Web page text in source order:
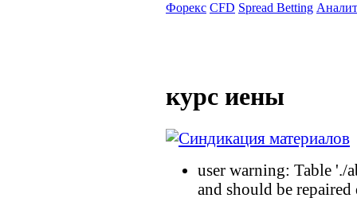
Форекс CFD Spread Betting
курс иены
user warning: Table './
and should be